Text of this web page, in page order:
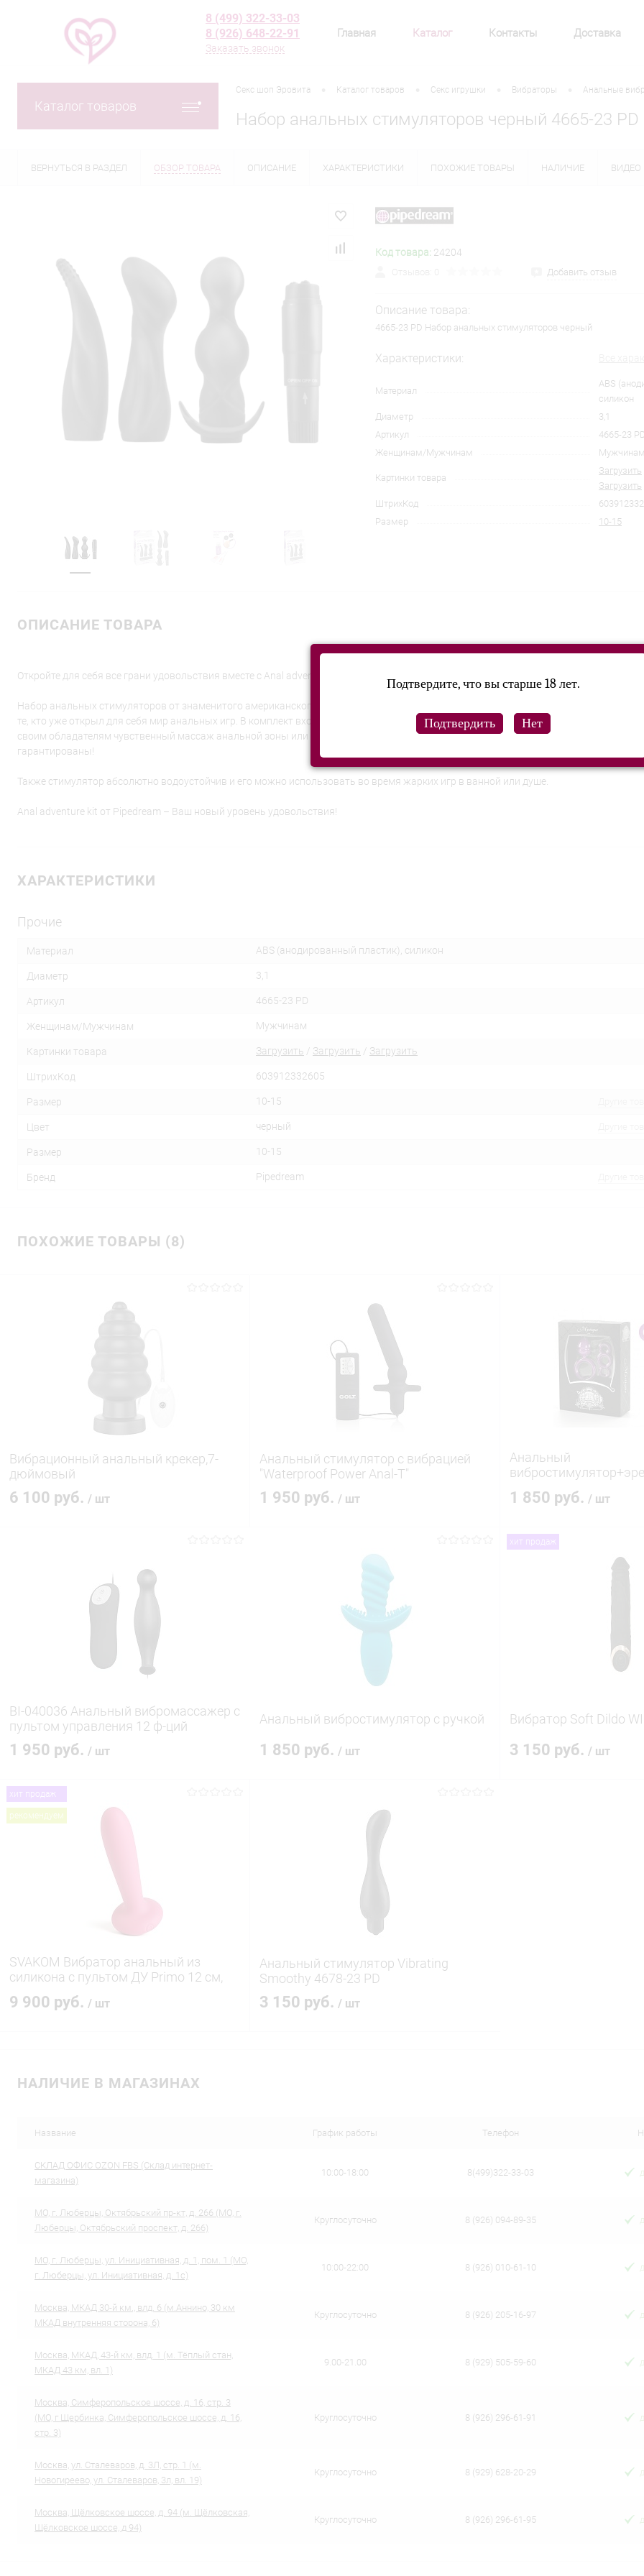
8 (499) 322-33-03
8 (926) 648-22-91
Заказать звонок
Главная Каталог Контакты Доставка
Каталог товаров
Секс шоп Эровита Каталог товаров Секс игрушки Вибраторы Анальные
Набор анальных стимуляторов черный 4665-23 PD
ВЕРНУТЬСЯ В РАЗДЕЛ ОБЗОР ТОВАРА ОПИСАНИЕ ХАРАКТЕРИСТИКИ ПОХОЖИЕ ТОВАРЫ НАЛИЧИЕ ВИДЕО
Код товара: 24204
Добавить отзыв
Описание товара:
4665-23 PD Набор анальных стимуляторов черный
Характеристики:
Материал
ABS
силикон
Диаметр
3,1
Артикул
4665-23
Женщинам/Мужчинам
Мужчинам
Картинки товара
Загрузить
Загрузить
ШтрихКод
Размер
10-15
ОПИСАНИЕ ТОВАРА
Откройте для себя все грани удовольствия вместе с Anal adventure kit от Pipedream!
Набор анальных стимуляторов от знаменитого американского бренда был создан для того, чтобы дарить удовольствие! Его по
те, кто уже открыл для себя мир анальных игр. В комплект входят вибратор и три съемные насадки из медицинского силикона.
своим обладателям чувственный массаж анальной зоны или обеспечат стимуляцию предстательной железы у мужчин.
гарантированы!
Также стимулятор абсолютно водоустойчив и его можно использовать во время жарких игр в ванной или душе.
Anal adventure kit от Pipedream – Ваш новый уровень удовольствия!
ХАРАКТЕРИСТИКИ
Прочие
Материал ABS (анодированный пластик), силикон
Диаметр 3,1
Артикул 4665-23 PD
Женщинам/Мужчинам Мужчинам
Картинки товара Загрузить / Загрузить / Загрузить
ШтрихКод 603912332605
Размер 10-15
Цвет черный
Размер 10-15
Бренд Pipedream
ПОХОЖИЕ ТОВАРЫ (8)
Вибрационный анальный крекер,7-
дюймовый
6 100 руб. / шт
Сравнение
Анальный стимулятор с вибрацией
"Waterproof Power Anal-T"
1 950 руб. / шт
В корзину
В наличии
Анальный
кольцо 50051
1 850 руб. / шт
В
BI-040036 Анальный вибромассажер с
пультом управления 12 ф-ций
1 950 руб. / шт
В корзину
Анальный вибростимулятор с ручкой
1 850 руб. / шт
В корзину
хит продаж
Вибратор Soft Dildo
3 150 руб. / шт
хит продаж
рекомендуем
SVAKOM Вибратор анальный из
силикона с пультом ДУ Primo 12 см,
9 900 руб. / шт
Анальный стимулятор Vibrating
Smoothy 4678-23 PD
3 150 руб. / шт
НАЛИЧИЕ В МАГАЗИНАХ
Название График работы Телефон
CКЛАД ОФИС OZON FBS (Склад интернет-
магазина)
10:00-18:00 8(499)322-33-03
МО, г. Люберцы, Октябрьский пр-кт, д. 266 (МО, г.
Люберцы, Октябрьский проспект, д. 266)
Круглосуточно 8 (926) 094-89-35
МО, г. Люберцы, ул. Инициативная, д. 1, пом. 1 (МО,
г. Люберцы, ул. Инициативная, д. 1с)
10:00-22:00 8 (926) 010-61-10
Москва, МКАД 30-й км., влд. 6 (м.Аннино, 30 км
МКАД внутренняя сторона, 6)
Круглосуточно 8 (926) 205-16-97
Москва, МКАД, 43-й км, влд. 1 (м. Тёплый стан,
МКАД 43 км, вл. 1)
9.00-21.00 8 (929) 505-59-60
Москва, Симферопольское шоссе, д. 16, стр. 3
(МО, г Щербинка, Симферопольское шоссе, д. 16,
стр. 3)
Круглосуточно 8 (926) 296-61-91
Москва, ул. Сталеваров, д. 3Л, стр. 1 (м.
Новогиреево, ул. Сталеваров, 3л, вл. 19)
Круглосуточно 8 (929) 628-20-29
Москва, Щёлковское шоссе, д. 94 (м. Щёлковская,
Щёлковское шоссе, д 94)
Круглосуточно 8 (926) 296-61-95
Подтвердите, что вы старше 18 лет.